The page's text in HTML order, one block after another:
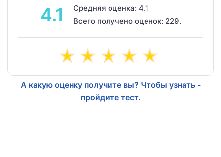
4.1
Средняя оценка: 4.1
Всего получено оценок: 229.
А какую оценку получите вы? Чтобы узнать -
пройдите тест.